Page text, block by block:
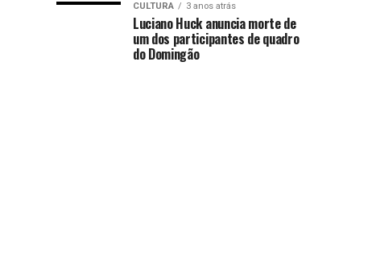
CULTURA 3 anos atrás
Luciano Huck anuncia morte de
um dos participantes de quadro
do Domingão